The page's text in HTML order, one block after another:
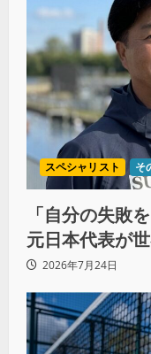
スペシャリスト そ
「自分の失敗
元日本代表が
去をすべて捨て
2026年7月24日